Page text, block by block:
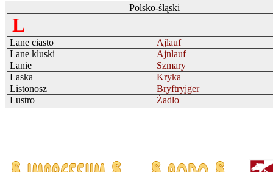
Polsko-śląski
L
Lane ciasto
Ajlauf
Lane kluski
Ajnlauf
Lanie
Szmary
Laska
Kryka
Listonosz
Bryftryjger
Lustro
Żadlo